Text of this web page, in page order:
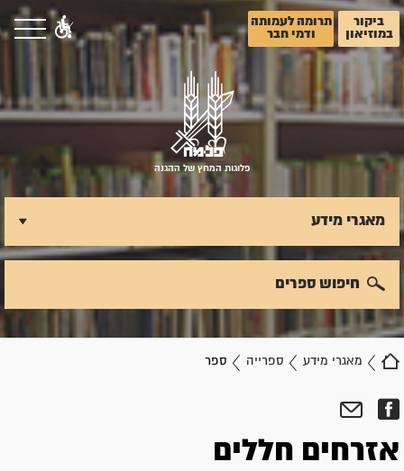
ביקור
במוזיאון
תרומה לעמותה
ודמי חבר
פלוגות המחץ של ההגנה
מאגרי מידע ספרייה ספר
מאגרי מידע
חיפוש ספרים
אזרחים חללים